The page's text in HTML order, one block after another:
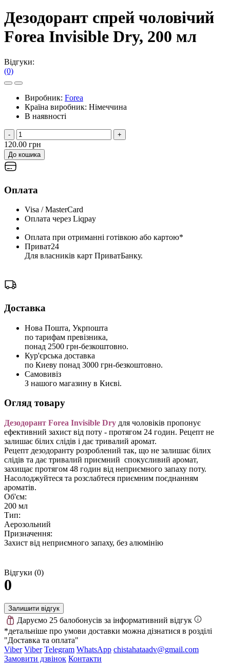
Дезодорант спрей чоловічий
Forea Invisible Dry, 200 мл
Відгуки:
(0)
Виробник: Forea
Країна виробник: Німеччина
В наявності
- +
120.00 грн
До кошика
Оплата
Visa / MasterCard
Оплата через Liqpay
Оплата при отриманні готівкою або картою*
Приват24
Для власників карт ПриватБанку.
Доставка
Нова Пошта, Укрпошта
по тарифам превізника,
понад 2500 грн-безкоштовно.
Кур'єрська доставка
по Киеву понад 3000 грн-безкоштовно.
Самовивіз
З нашого магазину в Києві.
Огляд товару
Дезодорант Forea Invisible Dry для чоловіків пропонує
ефективний захист від поту - протягом 24 годин. Рецепт не
залишає білих слідів і дає тривалий аромат.
Рецепт дезодоранту розроблений так, що не залишає білих
слідів та дає тривалий приємний спокусливий аромат,
захищає протягом 48 годин від неприємного запаху поту.
Насолоджуйтеся та розслабтеся приємним поєднанням
ароматів.
Об'єм:
200 мл
Тип:
Аерозольний
Призначення:
Захист від неприємного запаху, без алюмінію
Відгуки (0)
0
Залишити відгук
Даруємо 25 балобонусів за інформативний відгук
*детальніше про умови доставки можна дізнатися в розділі
"Доставка та оплата"
Viber Viber Telegram WhatsApp chistahataadv@gmail.com
Замовити дзвінок Контакти